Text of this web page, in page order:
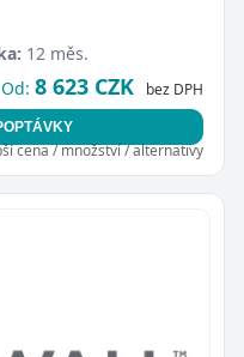
12 měs.
Od: 8 623 CZK bez DPH
cena / množství / alternativy